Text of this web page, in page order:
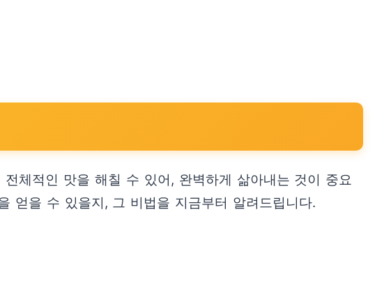
체적인 맛을 해칠 수 있어, 완벽하게 삶아내는 것이 중요
얻을 수 있을지, 그 비법을 지금부터 알려드립니다.